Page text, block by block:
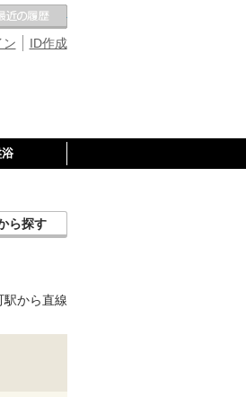
ID作成
ン
りの温泉
ら探す
駅から直線